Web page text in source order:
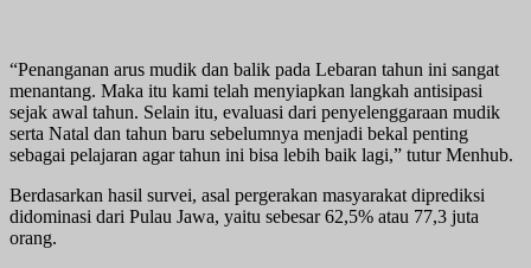
“Penanganan arus mudik dan balik pada Lebaran tahun ini sangat
menantang. Maka itu kami telah menyiapkan langkah antisipasi
sejak awal tahun. Selain itu, evaluasi dari penyelenggaraan mudik
serta Natal dan tahun baru sebelumnya menjadi bekal penting
sebagai pelajaran agar tahun ini bisa lebih baik lagi,” tutur Menhub.
Berdasarkan hasil survei, asal pergerakan masyarakat diprediksi
didominasi dari Pulau Jawa, yaitu sebesar 62,5% atau 77,3 juta
orang.